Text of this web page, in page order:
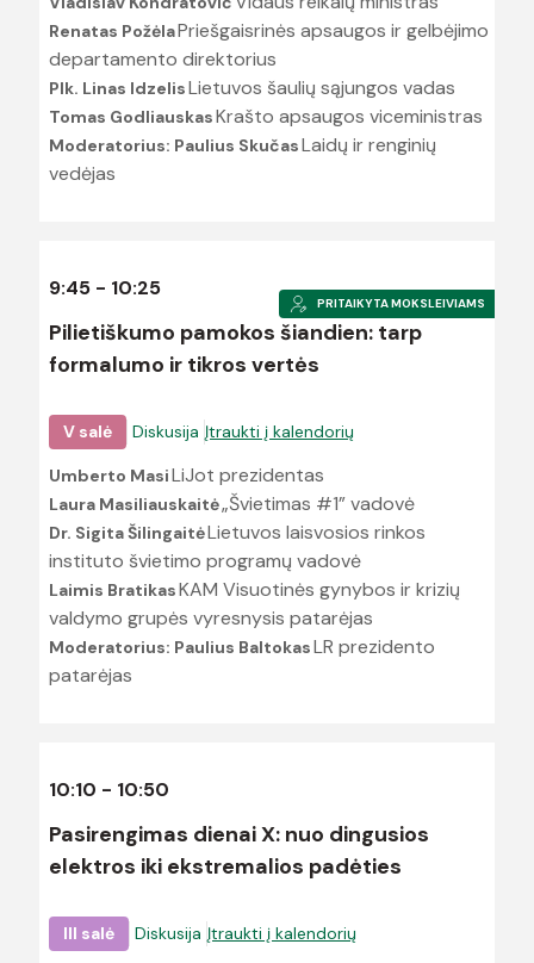
Renatas PožėlaPriešgaisrinės apsaugos ir gelbėjimo
departamento direktorius
Plk. Linas IdzelisLietuvos šaulių sąjungos vadas
Tomas GodliauskasKrašto apsaugos viceministras
Moderatorius: Paulius SkučasLaidų ir renginių
vedėjas
9:45 - 10:25
Pilietiškumo pamokos šiandien: tarp
formalumo ir tikros vertės
V salė Diskusija Įtraukti į kalendorių
Umberto MasiLiJot prezidentas
Laura Masiliauskaitė„Švietimas #1” vadovė
Dr. Sigita ŠilingaitėLietuvos laisvosios rinkos
instituto švietimo programų vadovė
Laimis BratikasKAM Visuotinės gynybos ir krizių
valdymo grupės vyresnysis patarėjas
Moderatorius: Paulius BaltokasLR prezidento
patarėjas
PRITAIKYTA MOKSLEIVIAMS
10:10 - 10:50
Pasirengimas dienai X: nuo dingusios
elektros iki ekstremalios padėties
III salė Diskusija Įtraukti į kalendorių